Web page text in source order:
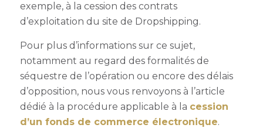
exemple, à la cession des contrats
d’exploitation du site de Dropshipping.
Pour plus d’informations sur ce sujet,
notamment au regard des formalités de
séquestre de l’opération ou encore des délais
d’opposition, nous vous renvoyons à l’article
dédié à la procédure applicable à la cession
d’un fonds de commerce électronique.